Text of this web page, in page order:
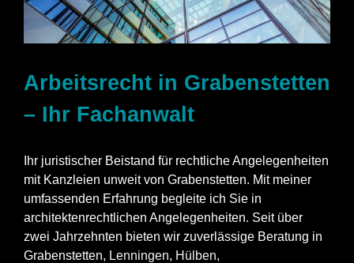
Arbeitsrecht in Grabenstetten
– Ihr Fachanwalt
Ihr juristischer Beistand für rechtliche Angelegenheiten
mit Kanzleien unweit von Grabenstetten. Mit meiner
umfassenden Erfahrung begleite ich Sie in
architektenrechtlichen Angelegenheiten. Seit über
zwei Jahrzehnten bieten wir zuverlässige Beratung in
Grabenstetten, Lenningen, Hülben,